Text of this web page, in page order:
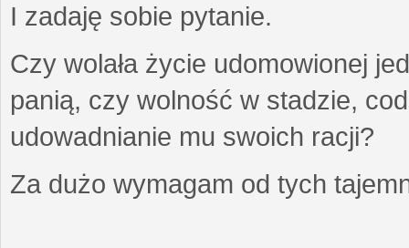
I zadaję sobie pytanie.
Czy wolała życie udomowionej
panią, czy wolność w stadzie,
udowadnianie mu swoich racji?
Za dużo wymagam od tych